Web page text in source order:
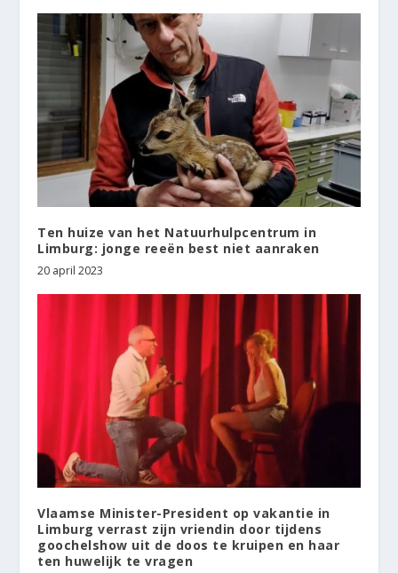
Ten huize van het Natuurhulpcentrum in
Limburg: jonge reeën best niet aanraken
20 april 2023
Vlaamse Minister-President op vakantie in
Limburg verrast zijn vriendin door tijdens
goochelshow uit de doos te kruipen en haar
ten huwelijk te vragen